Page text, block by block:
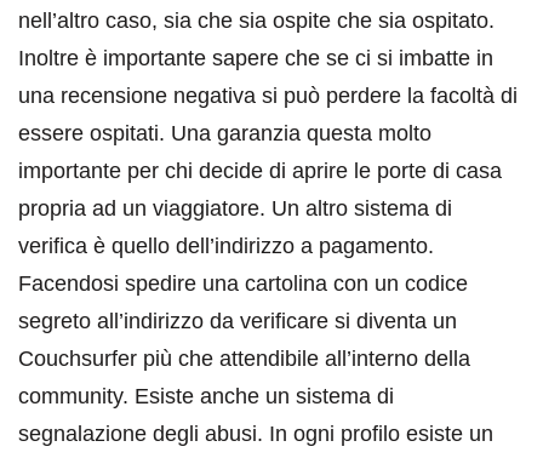
nell’altro caso, sia che sia ospite che sia ospitato.
Inoltre è importante sapere che se ci si imbatte in
una recensione negativa si può perdere la facoltà di
essere ospitati. Una garanzia questa molto
importante per chi decide di aprire le porte di casa
propria ad un viaggiatore. Un altro sistema di
verifica è quello dell’indirizzo a pagamento.
Facendosi spedire una cartolina con un codice
segreto all’indirizzo da verificare si diventa un
Couchsurfer più che attendibile all’interno della
community. Esiste anche un sistema di
segnalazione degli abusi. In ogni profilo esiste un